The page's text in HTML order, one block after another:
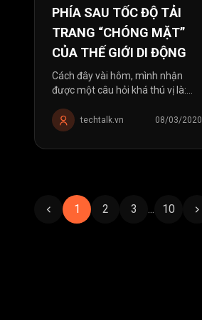
PHÍA SAU TỐC ĐỘ TẢI
TRANG “CHÓNG MẶT”
CỦA THẾ GIỚI DI ĐỘNG
Cách đây vài hôm, mình nhận
được một câu hỏi khá thú vị là:
(thegioididong.com) sử dụng
công nghệ gì mà có thể tải nhanh
chóng mặt như vậy. Chỉ mất vài...
techtalk.vn 08/03/2020
1 2 3 ... 10